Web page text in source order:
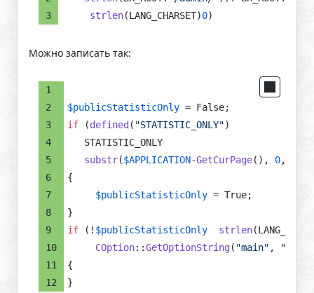
strlen(LANG_CHARSET)0)
Можно записать так:
$publicStatisticOnly = False;
if (defined ( "STATISTIC_ONLY")
   STATISTIC_ONLY
substr($APPLICATION-GetCurPage(), 0,
{
$publicStatisticOnly = True;
}
if (! $publicStatisticOnly strlen
COption::GetOptionString( "main" ,
{
}